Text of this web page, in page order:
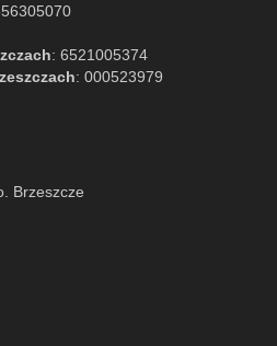
: 6521005374
: 000523979
Brzeszcze